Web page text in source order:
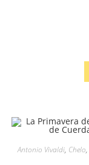
Antonio Vivaldi, Chelo,